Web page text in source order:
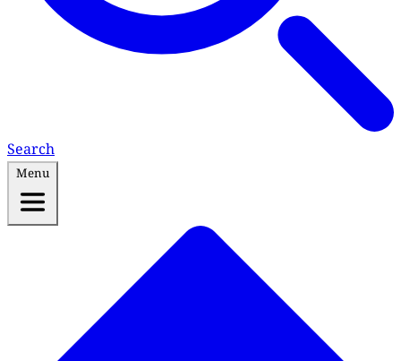
Search
Menu